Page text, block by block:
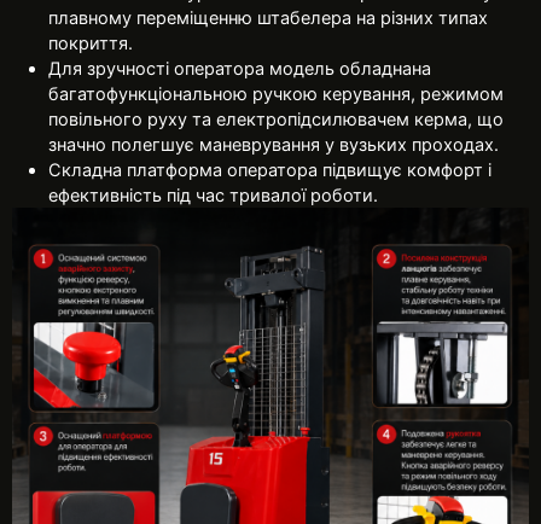
плавному переміщенню штабелера на різних типах
покриття.
Для зручності оператора модель обладнана
багатофункціональною ручкою керування, режимом
повільного руху та електропідсилювачем керма, що
значно полегшує маневрування у вузьких проходах.
Складна платформа оператора підвищує комфорт і
ефективність під час тривалої роботи.